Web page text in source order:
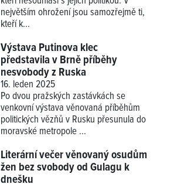
největším ohrožení jsou samozřejmě ti,
kteří k...
Výstava Putinova klec
představila v Brně příběhy
nesvobody z Ruska
16. leden 2025
Po dvou pražských zastávkách se
venkovní výstava věnovaná příběhům
politických vězňů v Rusku přesunula do
moravské metropole ...
Literární večer věnovaný osudům
žen bez svobody od Gulagu k
dnešku